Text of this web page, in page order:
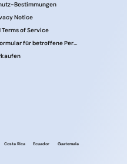
Bestimmungen
Notice
Terms of Service
Antragsformular für betroffene Personen
Costa Rica Ecuador Guatemala